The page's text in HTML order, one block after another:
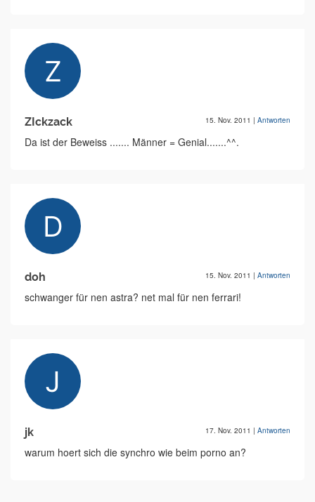
ZIckzack 15. Nov. 2011 | Antworten
Da ist der Beweiss ....... Männer = Genial.......^^.
doh 15. Nov. 2011 | Antworten
schwanger für nen astra? net mal für nen ferrari!
jk 17. Nov. 2011 | Antworten
warum hoert sich die synchro wie beim porno an?